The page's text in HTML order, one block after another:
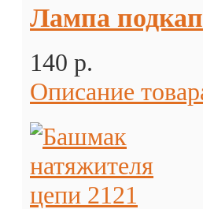
Лампа
140 p.
Описание